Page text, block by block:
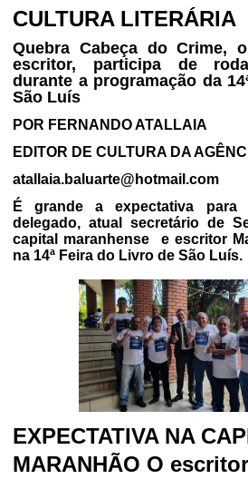
CULTURA LITERÁRIA
Quebra Cabeça do Crime,
escritor, participa de
durante a programação da
São Luís
POR FERNANDO ATALLAIA
EDITOR DE CULTURA DA
atallaia.baluarte@hotmail.com
É grande a expectativa para
delegado, atual secretário de
capital maranhense
e escritor
na 14ª Feira do Livro de São Luís.
EXPECTATIVA NA
MARANHÃO O